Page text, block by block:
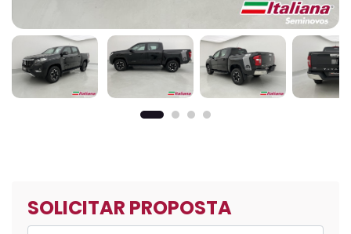
SOLICITAR PROPOSTA